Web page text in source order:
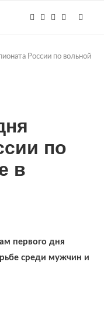
России по вольной
по
в
первого дня
среди мужчин и